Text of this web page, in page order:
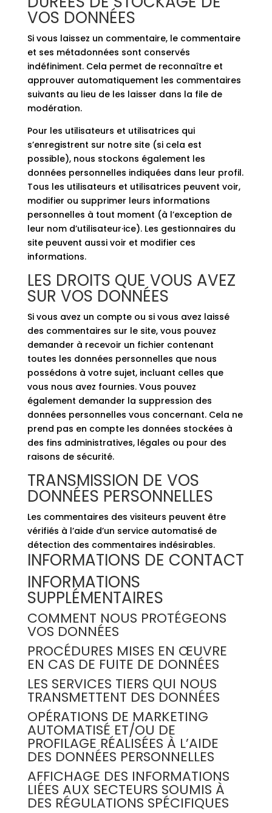
VOS DONNÉES
Si vous laissez un commentaire, le commentaire
et ses métadonnées sont conservés
indéfiniment. Cela permet de reconnaître et
approuver automatiquement les commentaires
suivants au lieu de les laisser dans la file de
modération.
Pour les utilisateurs et utilisatrices qui
s’enregistrent sur notre site (si cela est
possible), nous stockons également les
données personnelles indiquées dans leur profil.
Tous les utilisateurs et utilisatrices peuvent voir,
modifier ou supprimer leurs informations
personnelles à tout moment (à l’exception de
leur nom d’utilisateur·ice). Les gestionnaires du
site peuvent aussi voir et modifier ces
informations.
LES DROITS QUE VOUS AVEZ
SUR VOS DONNÉES
Si vous avez un compte ou si vous avez laissé
des commentaires sur le site, vous pouvez
demander à recevoir un fichier contenant
toutes les données personnelles que nous
possédons à votre sujet, incluant celles que
vous nous avez fournies. Vous pouvez
également demander la suppression des
données personnelles vous concernant. Cela ne
prend pas en compte les données stockées à
des fins administratives, légales ou pour des
raisons de sécurité.
TRANSMISSION DE VOS
DONNÉES PERSONNELLES
Les commentaires des visiteurs peuvent être
vérifiés à l’aide d’un service automatisé de
détection des commentaires indésirables.
INFORMATIONS DE CONTACT
INFORMATIONS
SUPPLÉMENTAIRES
COMMENT NOUS PROTÉGEONS
VOS DONNÉES
PROCÉDURES MISES EN ŒUVRE
EN CAS DE FUITE DE DONNÉES
LES SERVICES TIERS QUI NOUS
TRANSMETTENT DES DONNÉES
OPÉRATIONS DE MARKETING
AUTOMATISÉ ET/OU DE
PROFILAGE RÉALISÉES À L’AIDE
DES DONNÉES PERSONNELLES
AFFICHAGE DES INFORMATIONS
LIÉES AUX SECTEURS SOUMIS À
DES RÉGULATIONS SPÉCIFIQUES